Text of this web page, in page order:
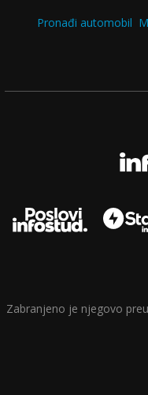
Pronađi automobil
Zabranjeno je njegovo